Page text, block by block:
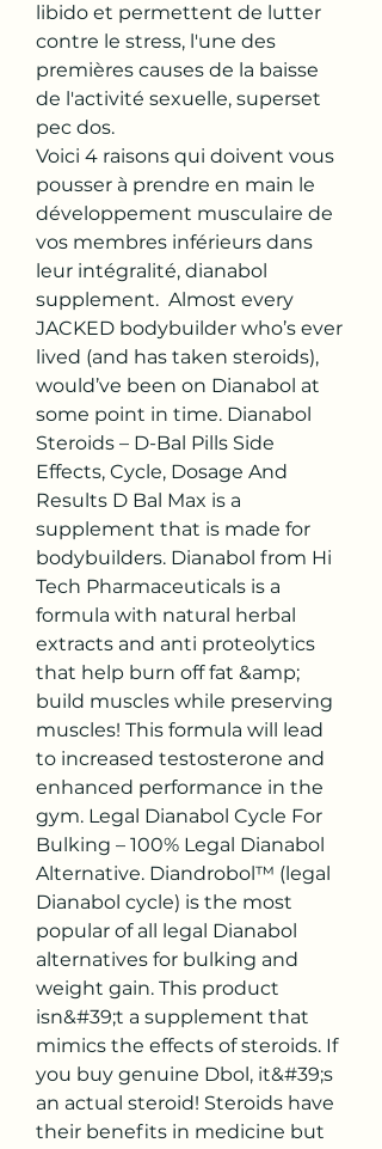
libido et permettent de lutter
contre le stress, l'une des
premières causes de la baisse
de l'activité sexuelle, superset
pec dos.
Voici 4 raisons qui doivent vous
pousser à prendre en main le
développement musculaire de
vos membres inférieurs dans
leur intégralité, dianabol
supplement.  Almost every
JACKED bodybuilder who’s ever
lived (and has taken steroids),
would’ve been on Dianabol at
some point in time. Dianabol
Steroids – D-Bal Pills Side
Effects, Cycle, Dosage And
Results D Bal Max is a
supplement that is made for
bodybuilders. Dianabol from Hi
Tech Pharmaceuticals is a
formula with natural herbal
extracts and anti proteolytics
that help burn off fat &amp;
build muscles while preserving
muscles! This formula will lead
to increased testosterone and
enhanced performance in the
gym. Legal Dianabol Cycle For
Bulking – 100% Legal Dianabol
Alternative. Diandrobol™ (legal
Dianabol cycle) is the most
popular of all legal Dianabol
alternatives for bulking and
weight gain. This product
isn&#39;t a supplement that
mimics the effects of steroids. If
you buy genuine Dbol, it&#39;s
an actual steroid! Steroids have
their benefits in medicine but